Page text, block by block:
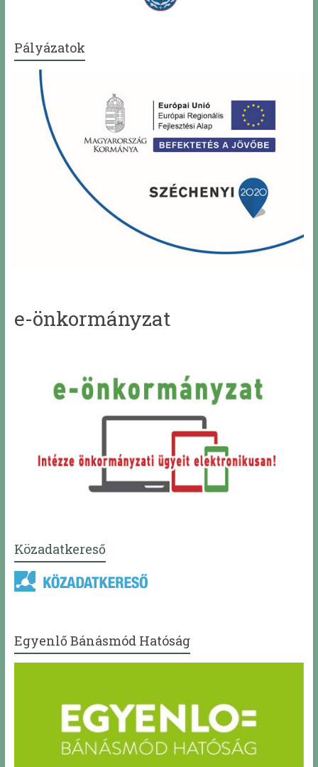
Pályázatok
e-önkormányzat
Közadatkereső
Egyenlő Bánásmód Hatóság